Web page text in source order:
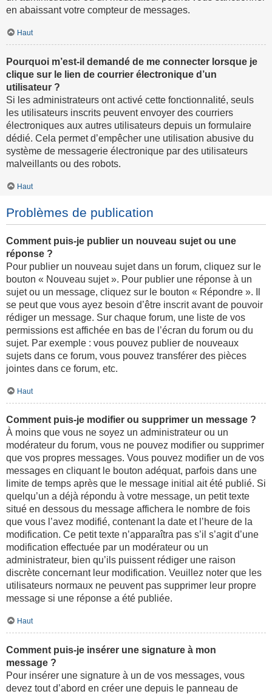
en abaissant votre compteur de messages.
Haut
Pourquoi m’est-il demandé de me connecter lorsque je
clique sur le lien de courrier électronique d’un
utilisateur ?
Si les administrateurs ont activé cette fonctionnalité, seuls
les utilisateurs inscrits peuvent envoyer des courriers
électroniques aux autres utilisateurs depuis un formulaire
dédié. Cela permet d’empêcher une utilisation abusive du
système de messagerie électronique par des utilisateurs
malveillants ou des robots.
Haut
Problèmes de publication
Comment puis-je publier un nouveau sujet ou une
réponse ?
Pour publier un nouveau sujet dans un forum, cliquez sur le
bouton « Nouveau sujet ». Pour publier une réponse à un
sujet ou un message, cliquez sur le bouton « Répondre ». Il
se peut que vous ayez besoin d’être inscrit avant de pouvoir
rédiger un message. Sur chaque forum, une liste de vos
permissions est affichée en bas de l’écran du forum ou du
sujet. Par exemple : vous pouvez publier de nouveaux
sujets dans ce forum, vous pouvez transférer des pièces
jointes dans ce forum, etc.
Haut
Comment puis-je modifier ou supprimer un message ?
À moins que vous ne soyez un administrateur ou un
modérateur du forum, vous ne pouvez modifier ou supprimer
que vos propres messages. Vous pouvez modifier un de vos
messages en cliquant le bouton adéquat, parfois dans une
limite de temps après que le message initial ait été publié. Si
quelqu’un a déjà répondu à votre message, un petit texte
situé en dessous du message affichera le nombre de fois
que vous l’avez modifié, contenant la date et l’heure de la
modification. Ce petit texte n’apparaîtra pas s’il s’agit d’une
modification effectuée par un modérateur ou un
administrateur, bien qu’ils puissent rédiger une raison
discrète concernant leur modification. Veuillez noter que les
utilisateurs normaux ne peuvent pas supprimer leur propre
message si une réponse a été publiée.
Haut
Comment puis-je insérer une signature à mon
message ?
Pour insérer une signature à un de vos messages, vous
devez tout d’abord en créer une depuis le panneau de